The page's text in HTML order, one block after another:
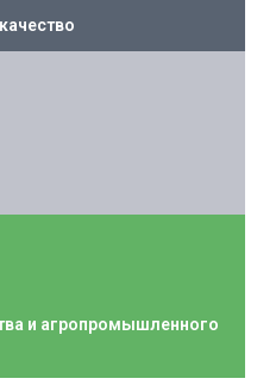
и агропромышленного